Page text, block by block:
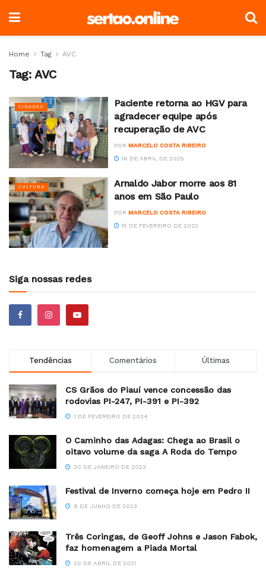
Home Tag AVC
Tag: AVC
CIDADES
Paciente retorna ao HGV para
agradecer equipe após
recuperação de AVC
POR MARCELO COSTA RIBEIRO
16 DE ABRIL DE 2025
CULTURA
Arnaldo Jabor morre aos 81
anos em São Paulo
POR MARCELO COSTA RIBEIRO
15 DE FEVEREIRO DE 2022
Siga nossas redes
Tendências Comentários Últimas
CS Grãos do Piauí vence concessão das
rodovias PI-247, PI-391 e PI-392
1 DE FEVEREIRO DE 2024
O Caminho das Adagas: Chega ao Brasil o
oitavo volume da saga A Roda do Tempo
30 DE JANEIRO DE 2023
Festival de Inverno começa hoje em Pedro II
8 DE JUNHO DE 2023
Três Coringas, de Geoff Johns e Jason Fabok,
faz homenagem a Piada Mortal
20 DE ABRIL DE 2021